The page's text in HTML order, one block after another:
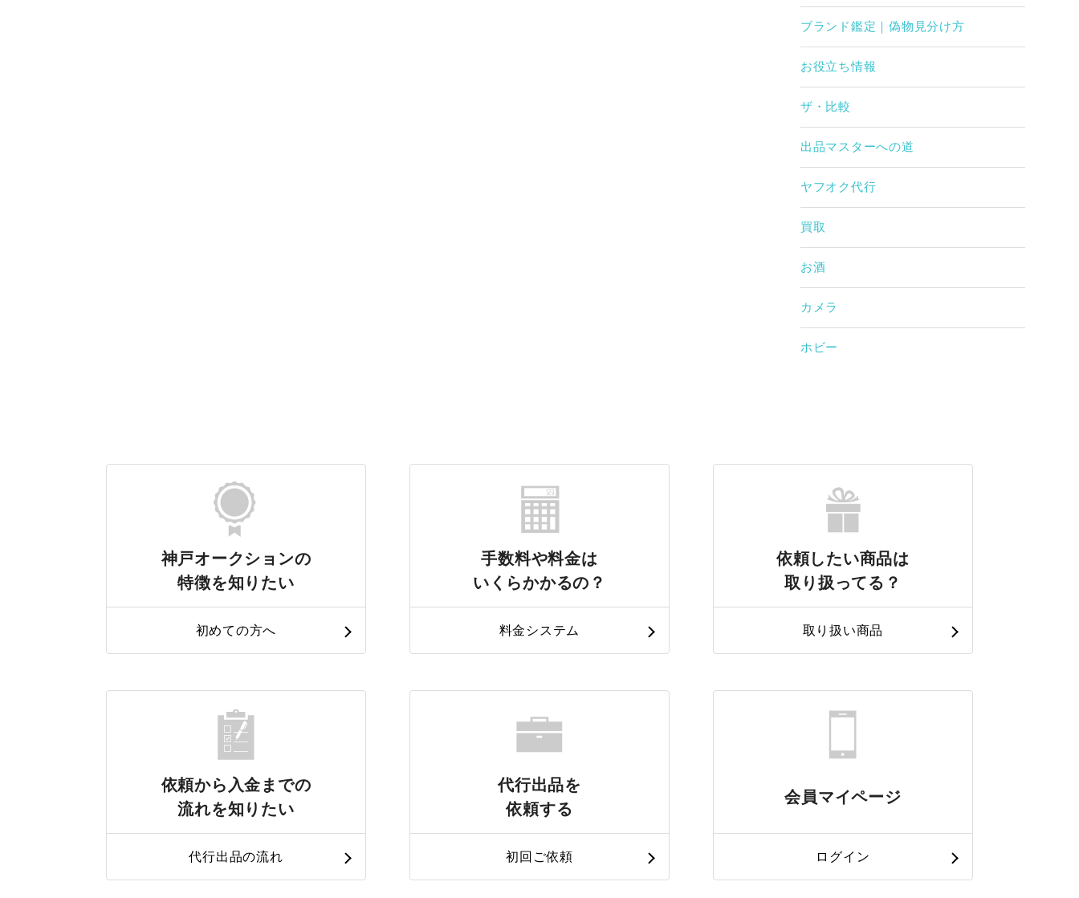
ブランド鑑定｜偽物見分け方
お役立ち情報
ザ・比較
出品マスターへの道
ヤフオク代行
買取
お酒
カメラ
ホビー
神戸オークションの
特徴を知りたい
初めての方へ
手数料や料金は
いくらかかるの？
料金システム
依頼したい商品は
取り扱ってる？
取り扱い商品
依頼から入金までの
流れを知りたい
代行出品の流れ
代行出品を
依頼する
初回ご依頼
会員マイページ
ログイン